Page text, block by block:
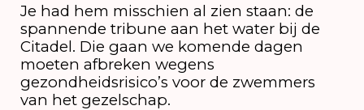
Je had hem misschien al zien staan: de
spannende tribune aan het water bij de
Citadel. Die gaan we komende dagen
moeten afbreken wegens
gezondheidsrisico’s voor de zwemmers
van het gezelschap.